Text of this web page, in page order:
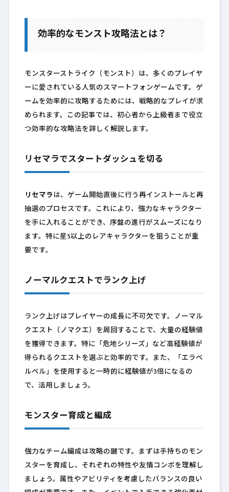
効率的なモンスト攻略法とは？
モンスターストライク（モンスト）は、多くのプレイヤ
ーに愛されている人気のスマートフォンゲームです。ゲ
ームを効率的に攻略するためには、戦略的なプレイが求
められます。この記事では、初心者から上級者まで役立
つ効率的な攻略法を詳しく解説します。
リセマラでスタートダッシュを切る
リセマラ は、ゲーム開始直後に行う再インストールと再
抽選のプロセスです。これにより、強力なキャラクター
を手に入れることができ、序盤の進行がスムーズになり
ます。特に星5以上のレアキャラクターを狙うことが重
要です。
ノーマルクエストでランク上げ
ランク上げはプレイヤーの成長に不可欠です。ノーマル
クエスト（ノマクエ）を周回することで、大量の経験値
を獲得できます。特に「危地シリーズ」など高経験値が
得られるクエストを選ぶと効率的です。また、「エラベ
ルベル」を使用すると一時的に経験値が3倍になるの
で、活用しましょう。
モンスター育成と編成
強力なチーム編成は攻略の鍵です。まずは手持ちのモン
スターを育成し、それぞれの特性や友情コンボを理解し
ましょう。属性やアビリティを考慮したバランスの良い